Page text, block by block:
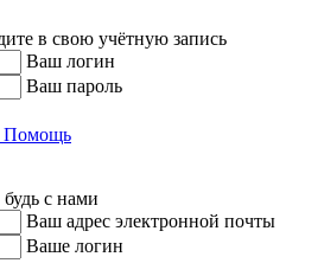
в свою учётную запись
Ваш логин
Ваш пароль
Помощь
с нами
Ваш адрес электронной почты
Ваше логин